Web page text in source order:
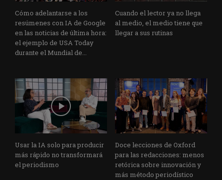
Cómo adelantarse a los
resúmenes con IA de Google
en las noticias de última hora:
el ejemplo de USA Today
durante el Mundial de...
Cuando el lector ya no llega
al medio, el medio tiene que
llegar a sus rutinas
Usar la IA solo para producir
más rápido no transformará
el periodismo
Doce lecciones de Oxford
para las redacciones: menos
retórica sobre innovación y
más método periodístico